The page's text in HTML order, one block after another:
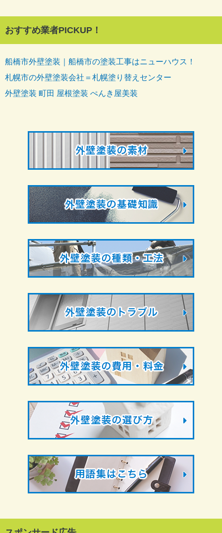
おすすめ業者PICKUP！
船橋市外壁塗装｜船橋市の塗装工事はニューハウス！
札幌市の外壁塗装会社＝札幌塗り替えセンター
外壁塗装 町田 屋根塗装 ぺんき屋美装